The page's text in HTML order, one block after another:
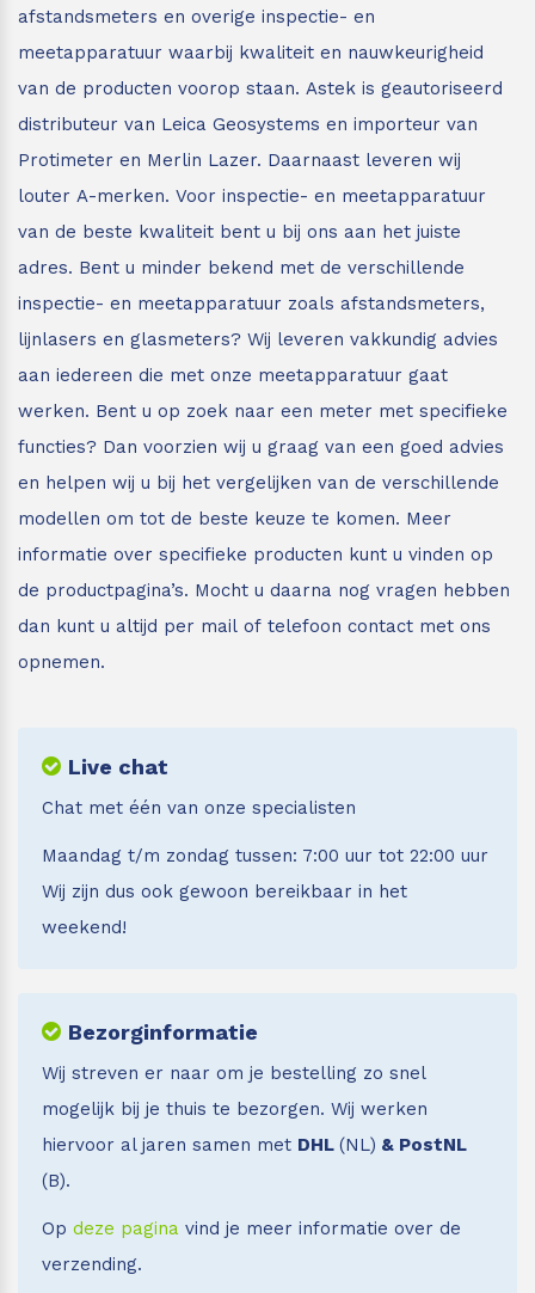
afstandsmeters en overige inspectie- en
meetapparatuur waarbij kwaliteit en nauwkeurigheid
van de producten voorop staan. Astek is geautoriseerd
distributeur van Leica Geosystems en importeur van
Protimeter en Merlin Lazer. Daarnaast leveren wij
louter A-merken. Voor inspectie- en meetapparatuur
van de beste kwaliteit bent u bij ons aan het juiste
adres. Bent u minder bekend met de verschillende
inspectie- en meetapparatuur zoals afstandsmeters,
lijnlasers en glasmeters? Wij leveren vakkundig advies
aan iedereen die met onze meetapparatuur gaat
werken. Bent u op zoek naar een meter met specifieke
functies? Dan voorzien wij u graag van een goed advies
en helpen wij u bij het vergelijken van de verschillende
modellen om tot de beste keuze te komen. Meer
informatie over specifieke producten kunt u vinden op
de productpagina’s. Mocht u daarna nog vragen hebben
dan kunt u altijd per mail of telefoon contact met ons
opnemen.
Live chat
Chat met één van onze specialisten
Maandag t/m zondag tussen: 7:00 uur tot 22:00 uur
Wij zijn dus ook gewoon bereikbaar in het
weekend!
Bezorginformatie
Wij streven er naar om je bestelling zo snel
mogelijk bij je thuis te bezorgen. Wij werken
hiervoor al jaren samen met DHL (NL) & PostNL
(B).
Op deze pagina vind je meer informatie over de
verzending.